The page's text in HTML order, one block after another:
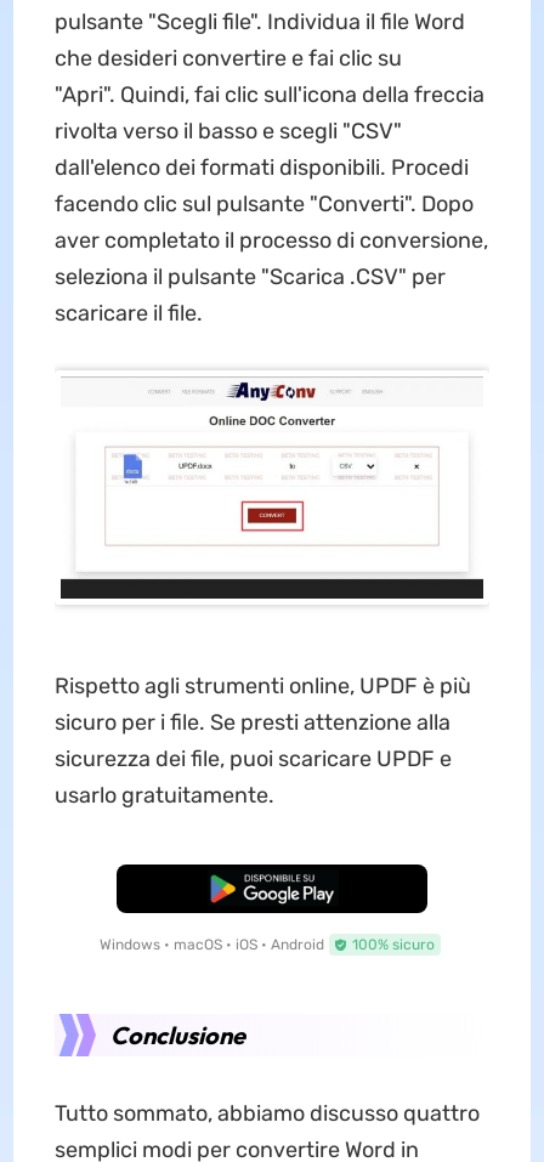
pulsante "Scegli file". Individua il file Word
che desideri convertire e fai clic su
"Apri". Quindi, fai clic sull'icona della freccia
rivolta verso il basso e scegli "CSV"
dall'elenco dei formati disponibili. Procedi
facendo clic sul pulsante "Converti". Dopo
aver completato il processo di conversione,
seleziona il pulsante "Scarica .CSV" per
scaricare il file.
Rispetto agli strumenti online, UPDF è più
sicuro per i file. Se presti attenzione alla
sicurezza dei file, puoi scaricare UPDF e
usarlo gratuitamente.
Download Gratis
Windows • macOS • iOS • Android 100% sicuro
Conclusione
Tutto sommato, abbiamo discusso quattro
semplici modi per convertire Word in